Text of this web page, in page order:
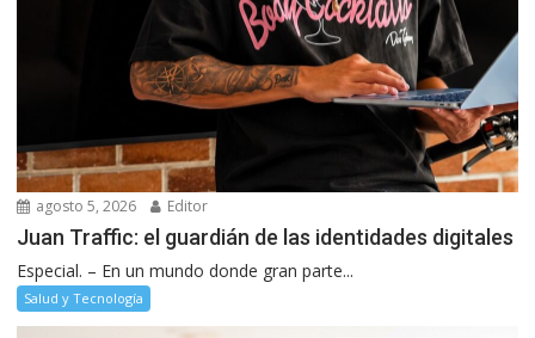
agosto 5, 2026 Editor
Juan Traffic: el guardián de las identidades digitales
Especial. – En un mundo donde gran parte...
Salud y Tecnología